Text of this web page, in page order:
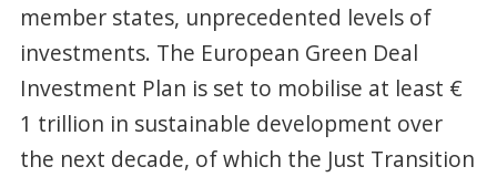
member states, unprecedented levels of
investments. The European Green Deal
Investment Plan is set to mobilise at least €
1 trillion in sustainable development over
the next decade, of which the Just Transition